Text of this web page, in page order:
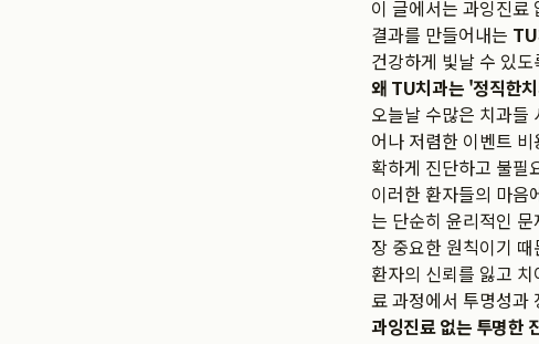
이 글에서는 과잉진료
결과를 만들어내는
건강하게 빛날 수 있
왜 TU치과는 '정직한
오늘날 수많은 치과들
어나 저렴한 이벤트
확하게 진단하고 불필
이러한 환자들의 마음
는 단순히 윤리적인
장 중요한 원칙이기
환자의 신뢰를 잃고
료 과정에서 투명성과
과잉진료 없는 투명한